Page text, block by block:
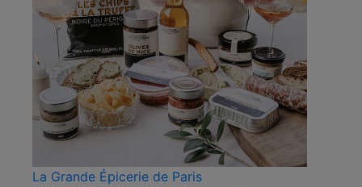
La Grande Épicerie de Paris